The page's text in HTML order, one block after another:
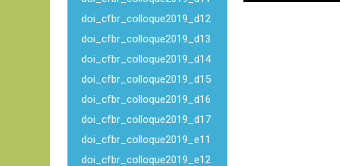
doi_cfbr_colloque2019_d12
doi_cfbr_colloque2019_d13
doi_cfbr_colloque2019_d14
doi_cfbr_colloque2019_d15
doi_cfbr_colloque2019_d16
doi_cfbr_colloque2019_d17
doi_cfbr_colloque2019_e11
doi_cfbr_colloque2019_e12